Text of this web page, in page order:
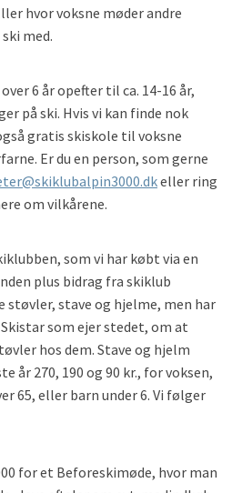
hvor voksne møder andre
med.
6 år opefter til ca. 14-16 år,
på ski. Hvis vi kan finde nok
gratis skiskole til voksne
Er du en person, som gerne
eller ring
om vilkårene.
som vi har købt via en
plus bidrag fra skiklub
støvler, stave og hjelme, men har
som ejer stedet, om at
hos dem. Stave og hjelm
år 270, 190 og 90 kr., for voksen,
65, eller barn under 6. Vi følger
for et Beforeskimøde, hvor man